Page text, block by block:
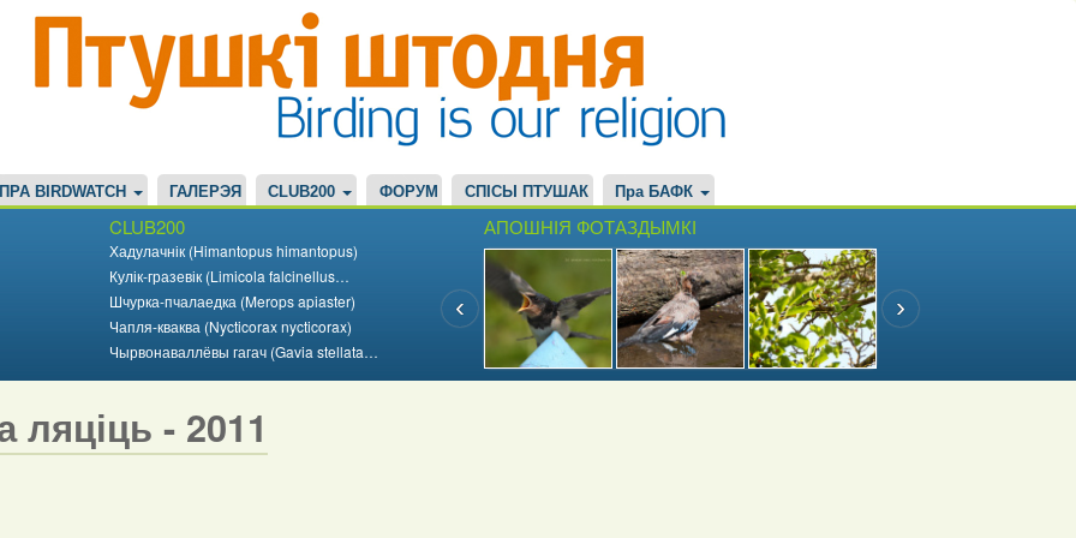
ПРА BIRDWATCH ГАЛЕРЭЯ CLUB200 ФОРУМ СПІСЫ ПТУШАК Пра БАФК
CLUB200
Хадулачнік (Himantopus himantopus)
Кулік-гразевік (Limicola falcinellus…
Шчурка-пчалаедка (Merops apiaster)
Чапля-кваква (Nycticorax nycticorax)
Чырвонаваллёвы гагач (Gavia stellata…
АПОШНІЯ ФОТАЗДЫМКІ
ляціць - 2011